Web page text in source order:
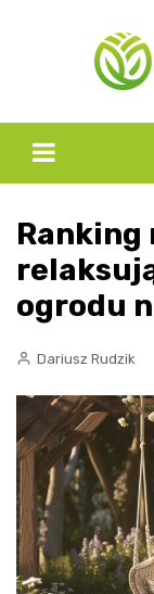
ogrodu
Dariusz Rudzik